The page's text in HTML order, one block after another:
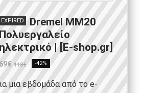
EXPIRED
Dremel MM20
Πoλυεργαλείο
ηλεκτρικό | [E-shop.gr]
69€ 118€ -42%
μια εβδομάδα από το e-